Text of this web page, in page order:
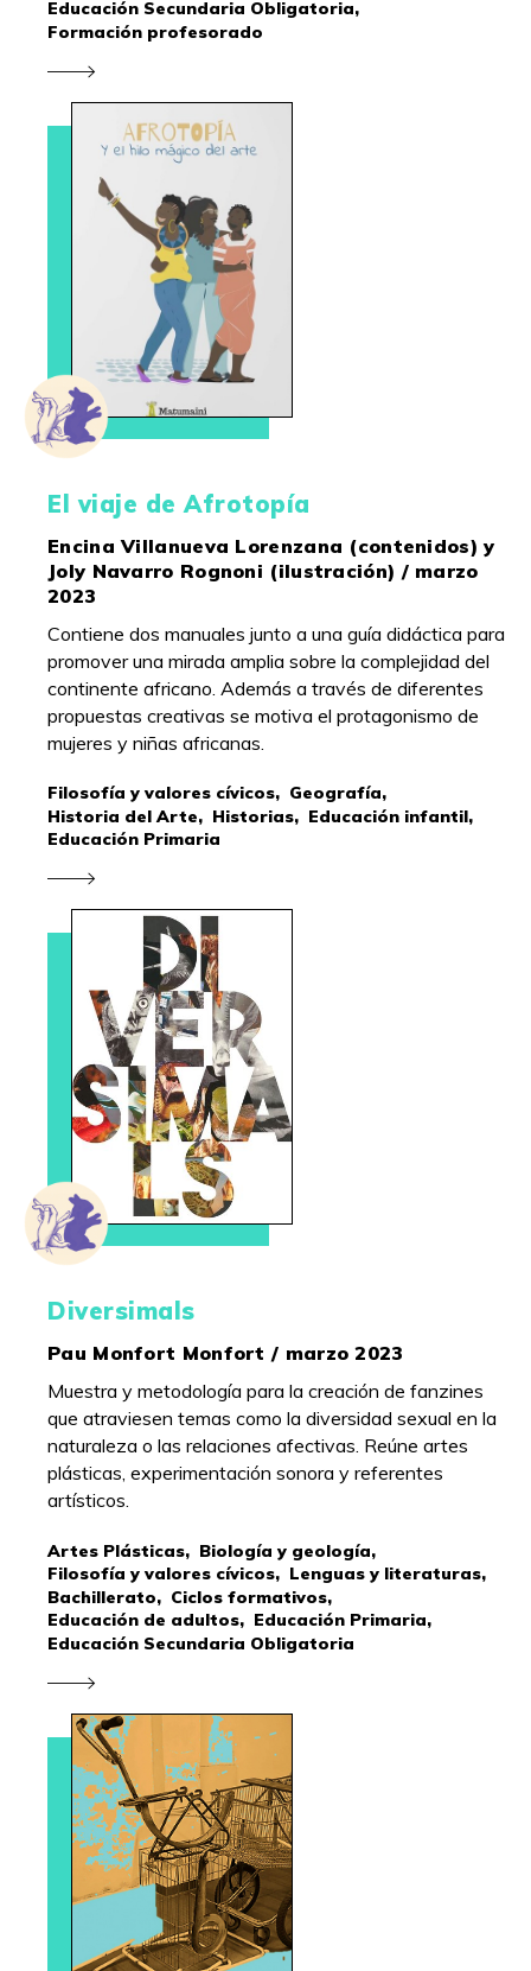
Educación Secundaria Obligatoria,
Formación profesorado
El viaje de Afrotopía
Encina Villanueva Lorenzana (contenidos) y
Joly Navarro Rognoni (ilustración) / marzo
2023
Contiene dos manuales junto a una guía didáctica para
promover una mirada amplia sobre la complejidad del
continente africano. Además a través de diferentes
propuestas creativas se motiva el protagonismo de
mujeres y niñas africanas.
Filosofía y valores cívicos, Geografía,
Historia del Arte, Historias, Educación infantil,
Educación Primaria
Diversimals
Pau Monfort Monfort / marzo 2023
Muestra y metodología para la creación de fanzines
que atraviesen temas como la diversidad sexual en la
naturaleza o las relaciones afectivas. Reúne artes
plásticas, experimentación sonora y referentes
artísticos.
Artes Plásticas, Biología y geología,
Filosofía y valores cívicos, Lenguas y literaturas,
Bachillerato, Ciclos formativos,
Educación de adultos, Educación Primaria,
Educación Secundaria Obligatoria